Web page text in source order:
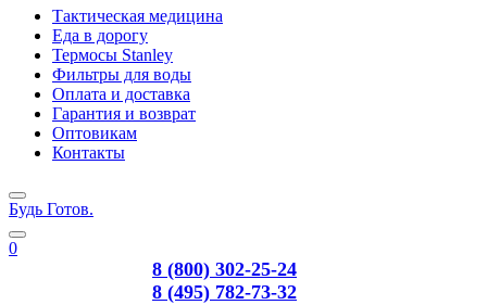
Тактическая медицина
Еда в дорогу
Термосы Stanley
Фильтры для воды
Оплата и доставка
Гарантия и возврат
Оптовикам
Контакты
Будь Готов.
0
8 (800) 302-25-24
8 (495) 782-73-32